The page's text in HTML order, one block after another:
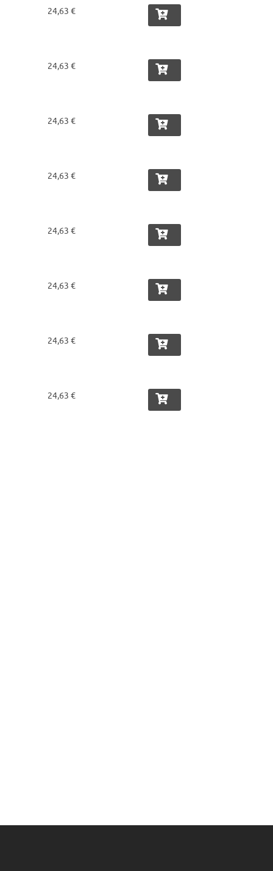
24,63 €
24,63 €
24,63 €
24,63 €
24,63 €
24,63 €
24,63 €
24,63 €